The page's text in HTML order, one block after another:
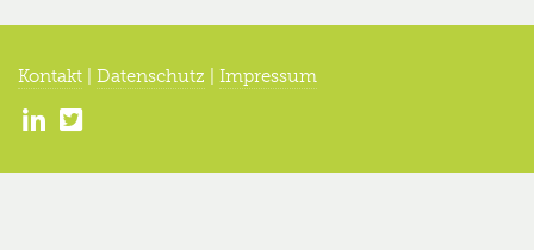
Kontakt Datenschutz Impressum